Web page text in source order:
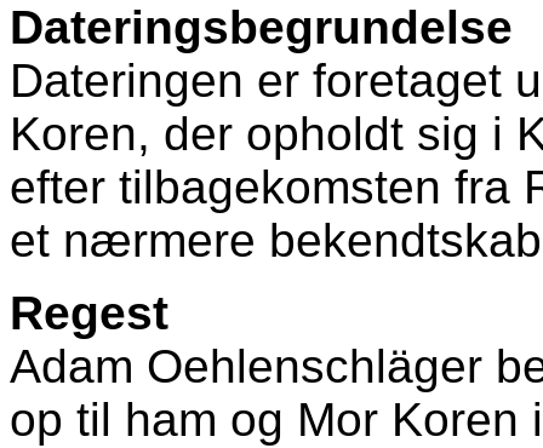
Dateringsbegrundelse
Dateringen er foretaget
Koren, der opholdt sig i
efter tilbagekomsten fra
et nærmere
Regest
Adam Oehlenschläger
op til ham og Mor Koren